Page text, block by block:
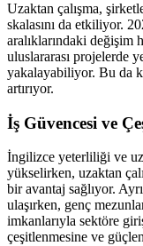
Uzaktan çalışma,
skalasını da etkiliyor.
aralıklarındaki değişim
uluslararası projelerde
yakalayabiliyor. Bu da
artırıyor.
İş Güvencesi ve
İngilizce yeterliliği ve
yükselirken, uzaktan
bir avantaj sağlıyor.
ulaşırken, genç
imkanlarıyla sektöre
çeşitlenmesine ve